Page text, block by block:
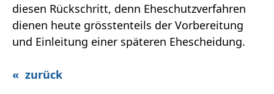
diesen Rückschritt, denn Eheschutzverfahren
dienen heute grösstenteils der Vorbereitung
und Einleitung einer späteren Ehescheidung.
« zurück